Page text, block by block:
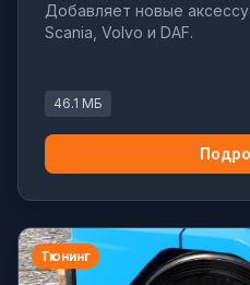
Добавляет новые
Scania, Volvo и DAF.
46.1 МБ
Тюнинг